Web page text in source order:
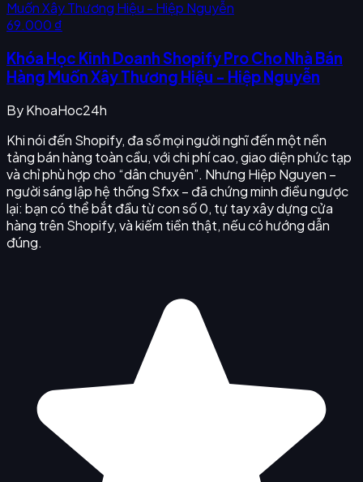
69.000 ₫
Khóa Học Kinh Doanh Shopify Pro Cho Nhà Bán
Hàng Muốn Xây Thương Hiệu - Hiệp Nguyễn
ByKhoaHoc24h
Khi nói đến Shopify, đa số mọi người nghĩ đến một nền
tảng bán hàng toàn cầu, với chi phí cao, giao diện phức tạp
và chỉ phù hợp cho “dân chuyên”. Nhưng Hiệp Nguyen –
người sáng lập hệ thống Sfxx – đã chứng minh điều ngược
lại: bạn có thể bắt đầu từ con số 0, tự tay xây dựng cửa
hàng trên Shopify, và kiếm tiền thật, nếu có hướng dẫn
đúng.